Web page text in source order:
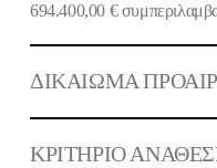
694.400,00 €
ΔΙΚΑΙΩΜΑ
ΚΡΙΤΗΡΙΟ